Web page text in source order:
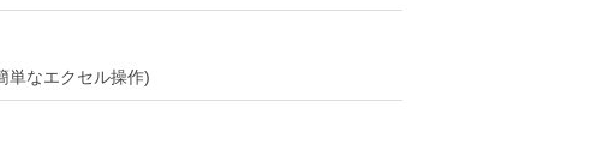
単なエクセル操作)